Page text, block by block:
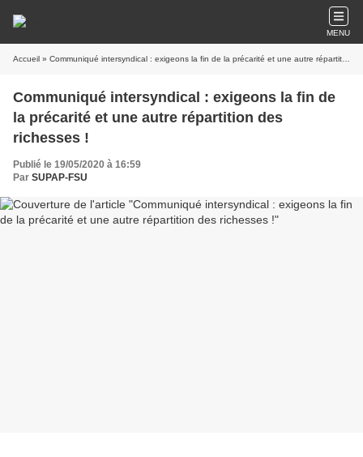
MENU
Accueil » Communiqué intersyndical : exigeons la fin de la précarité et une autre répartition des richesses !
Communiqué intersyndical : exigeons la fin de
la précarité et une autre répartition des
richesses !
Publié le 19/05/2020 à 16:59
Par SUPAP-FSU